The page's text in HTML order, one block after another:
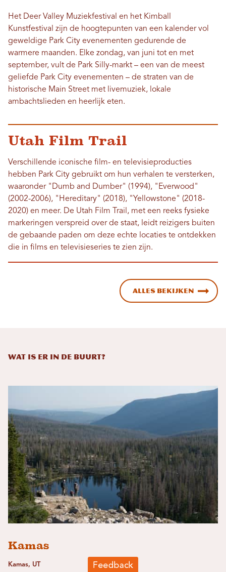
Het Deer Valley Muziekfestival en het Kimball
Kunstfestival zijn de hoogtepunten van een kalender vol
geweldige Park City evenementen gedurende de
warmere maanden. Elke zondag, van juni tot en met
september, vult de Park Silly-markt – een van de meest
geliefde Park City evenementen – de straten van de
historische Main Street met livemuziek, lokale
ambachtslieden en heerlijk eten.
Utah Film Trail
Verschillende iconische film- en televisieproducties
hebben Park City gebruikt om hun verhalen te versterken,
waaronder "Dumb and Dumber" (1994), "Everwood"
(2002-2006), "Hereditary" (2018), "Yellowstone" (2018-
2020) en meer. De Utah Film Trail, met een reeks fysieke
markeringen verspreid over de staat, leidt reizigers buiten
de gebaande paden om deze echte locaties te ontdekken
die in films en televisieseries te zien zijn.
Alles bekijken
Wat is er in de buurt?
Kamas
Kamas, UT